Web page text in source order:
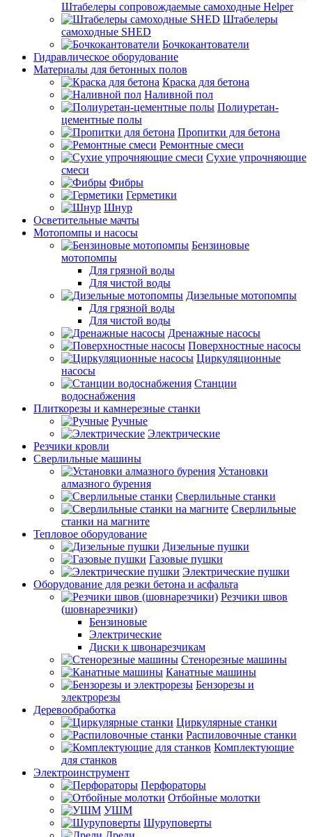
Штабелеры сопровождаемые самоходные Helper
Штабелеры
самоходные SHED
Бочкокантователи
Гидравлическое оборудование
Материалы для бетонных полов
Краска для бетона
Наливной пол
Полиуретан-
цементные полы
Пропитки для бетона
Ремонтные смеси
Сухие упрочняющие
смеси
Фибры
Герметики
Шнур
Осветительные мачты
Мотопомпы и насосы
Бензиновые
мотопомпы
Для грязной воды
Для чистой воды
Дизельные мотопомпы
Для грязной воды
Для чистой воды
Дренажные насосы
Поверхностные насосы
Циркуляционные
насосы
Станции
водоснабжения
Плиткорезы и камнерезные станки
Ручные
Электрические
Резчики кровли
Сверлильные машины
Установки
алмазного бурения
Сверлильные станки
Сверлильные
станки на магните
Тепловое оборудование
Дизельные пушки
Газовые пушки
Электрические пушки
Оборудование для резки бетона и асфальта
Резчики швов
(шовнарезчики)
Бензиновые
Электрические
Диски к швонарезчикам
Стенорезные машины
Канатные машины
Бензорезы и
электрорезы
Деревообработка
Циркулярные станки
Распиловочные станки
Комплектующие
для станков
Электроинструмент
Перфораторы
Отбойные молотки
УШМ
Шуруповерты